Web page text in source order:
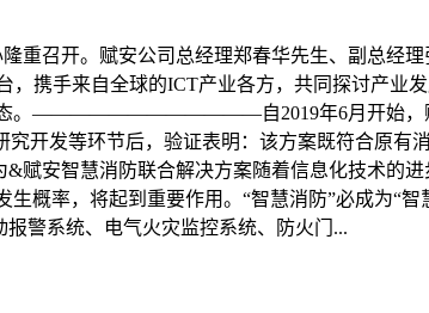
重召开。赋安公司总经理郑春华先生、副总经
携手来自全球的ICT产业各方，共同探讨产业
生态。————————————自2019年6月开始，
开发等环节后，验证表明：该方案既符合原有
安智慧消防联合解决方案随着信息化技术的
概率，将起到重要作用。“智慧消防”必成为“
警系统、电气火灾监控系统、防火门...